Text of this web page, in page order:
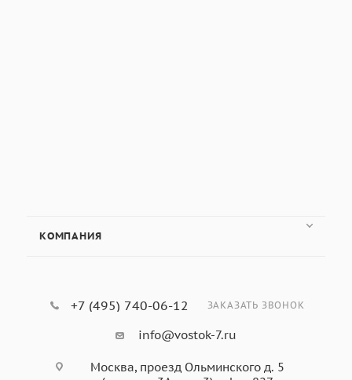
КОМПАНИЯ
+7 (495) 740-06-12 ЗАКАЗАТЬ ЗВОНОК
info@vostok-7.ru
Москва, проезд Ольминского д. 5